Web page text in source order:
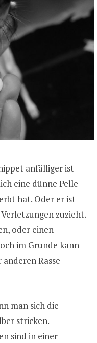
anfälliger ist
eine dünne Pelle
hat. Oder er ist
zuzieht.
oder einen
im Grunde kann
Rasse
man sich die
stricken.
sind in einer